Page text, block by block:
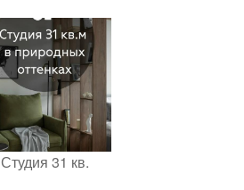
Студия 31 кв.